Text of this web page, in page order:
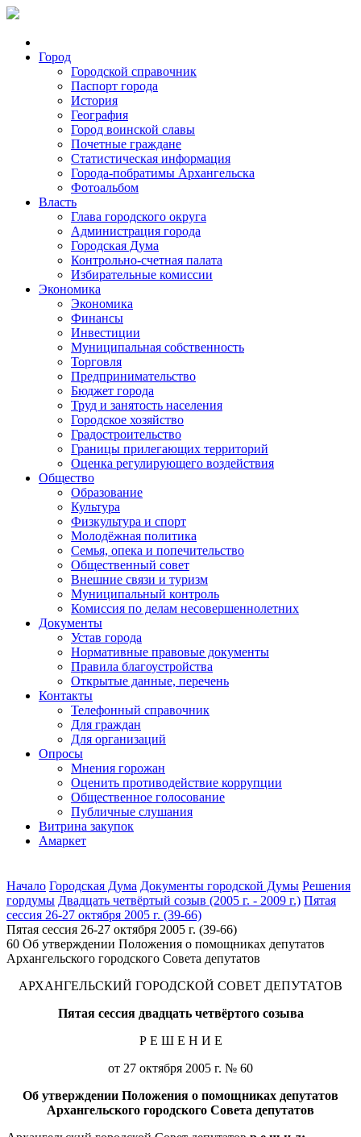
Город
Городской справочник
Паспорт города
История
География
Город воинской славы
Почетные граждане
Статистическая информация
Города-побратимы Архангельска
Фотоальбом
Власть
Глава городского округа
Администрация города
Городская Дума
Контрольно-счетная палата
Избирательные комиссии
Экономика
Экономика
Финансы
Инвестиции
Муниципальная собственность
Торговля
Предпринимательство
Бюджет города
Труд и занятость населения
Городское хозяйство
Градостроительство
Границы прилегающих территорий
Оценка регулирующего воздействия
Общество
Образование
Культура
Физкультура и спорт
Молодёжная политика
Семья, опека и попечительство
Общественный совет
Внешние связи и туризм
Муниципальный контроль
Комиссия по делам несовершеннолетних
Документы
Устав города
Нормативные правовые документы
Правила благоустройства
Открытые данные, перечень
Контакты
Телефонный справочник
Для граждан
Для организаций
Опросы
Мнения горожан
Оценить противодействие коррупции
Общественное голосование
Публичные слушания
Витрина закупок
Амаркет
Начало Городская Дума Документы городской Думы Решения
гордумы Двадцать четвёртый созыв (2005 г. - 2009 г.) Пятая
сессия 26-27 октября 2005 г. (39-66)
Пятая сессия 26-27 октября 2005 г. (39-66)
60 Об утверждении Положения о помощниках депутатов
Архангельского городского Совета депутатов
АРХАНГЕЛЬСКИЙ ГОРОДСКОЙ СОВЕТ ДЕПУТАТОВ
Пятая сессия двадцать четвёртого созыва
Р Е Ш Е Н И Е
от 27 октября 2005 г. № 60
Об утверждении Положения о помощниках депутатов
Архангельского городского Совета депутатов